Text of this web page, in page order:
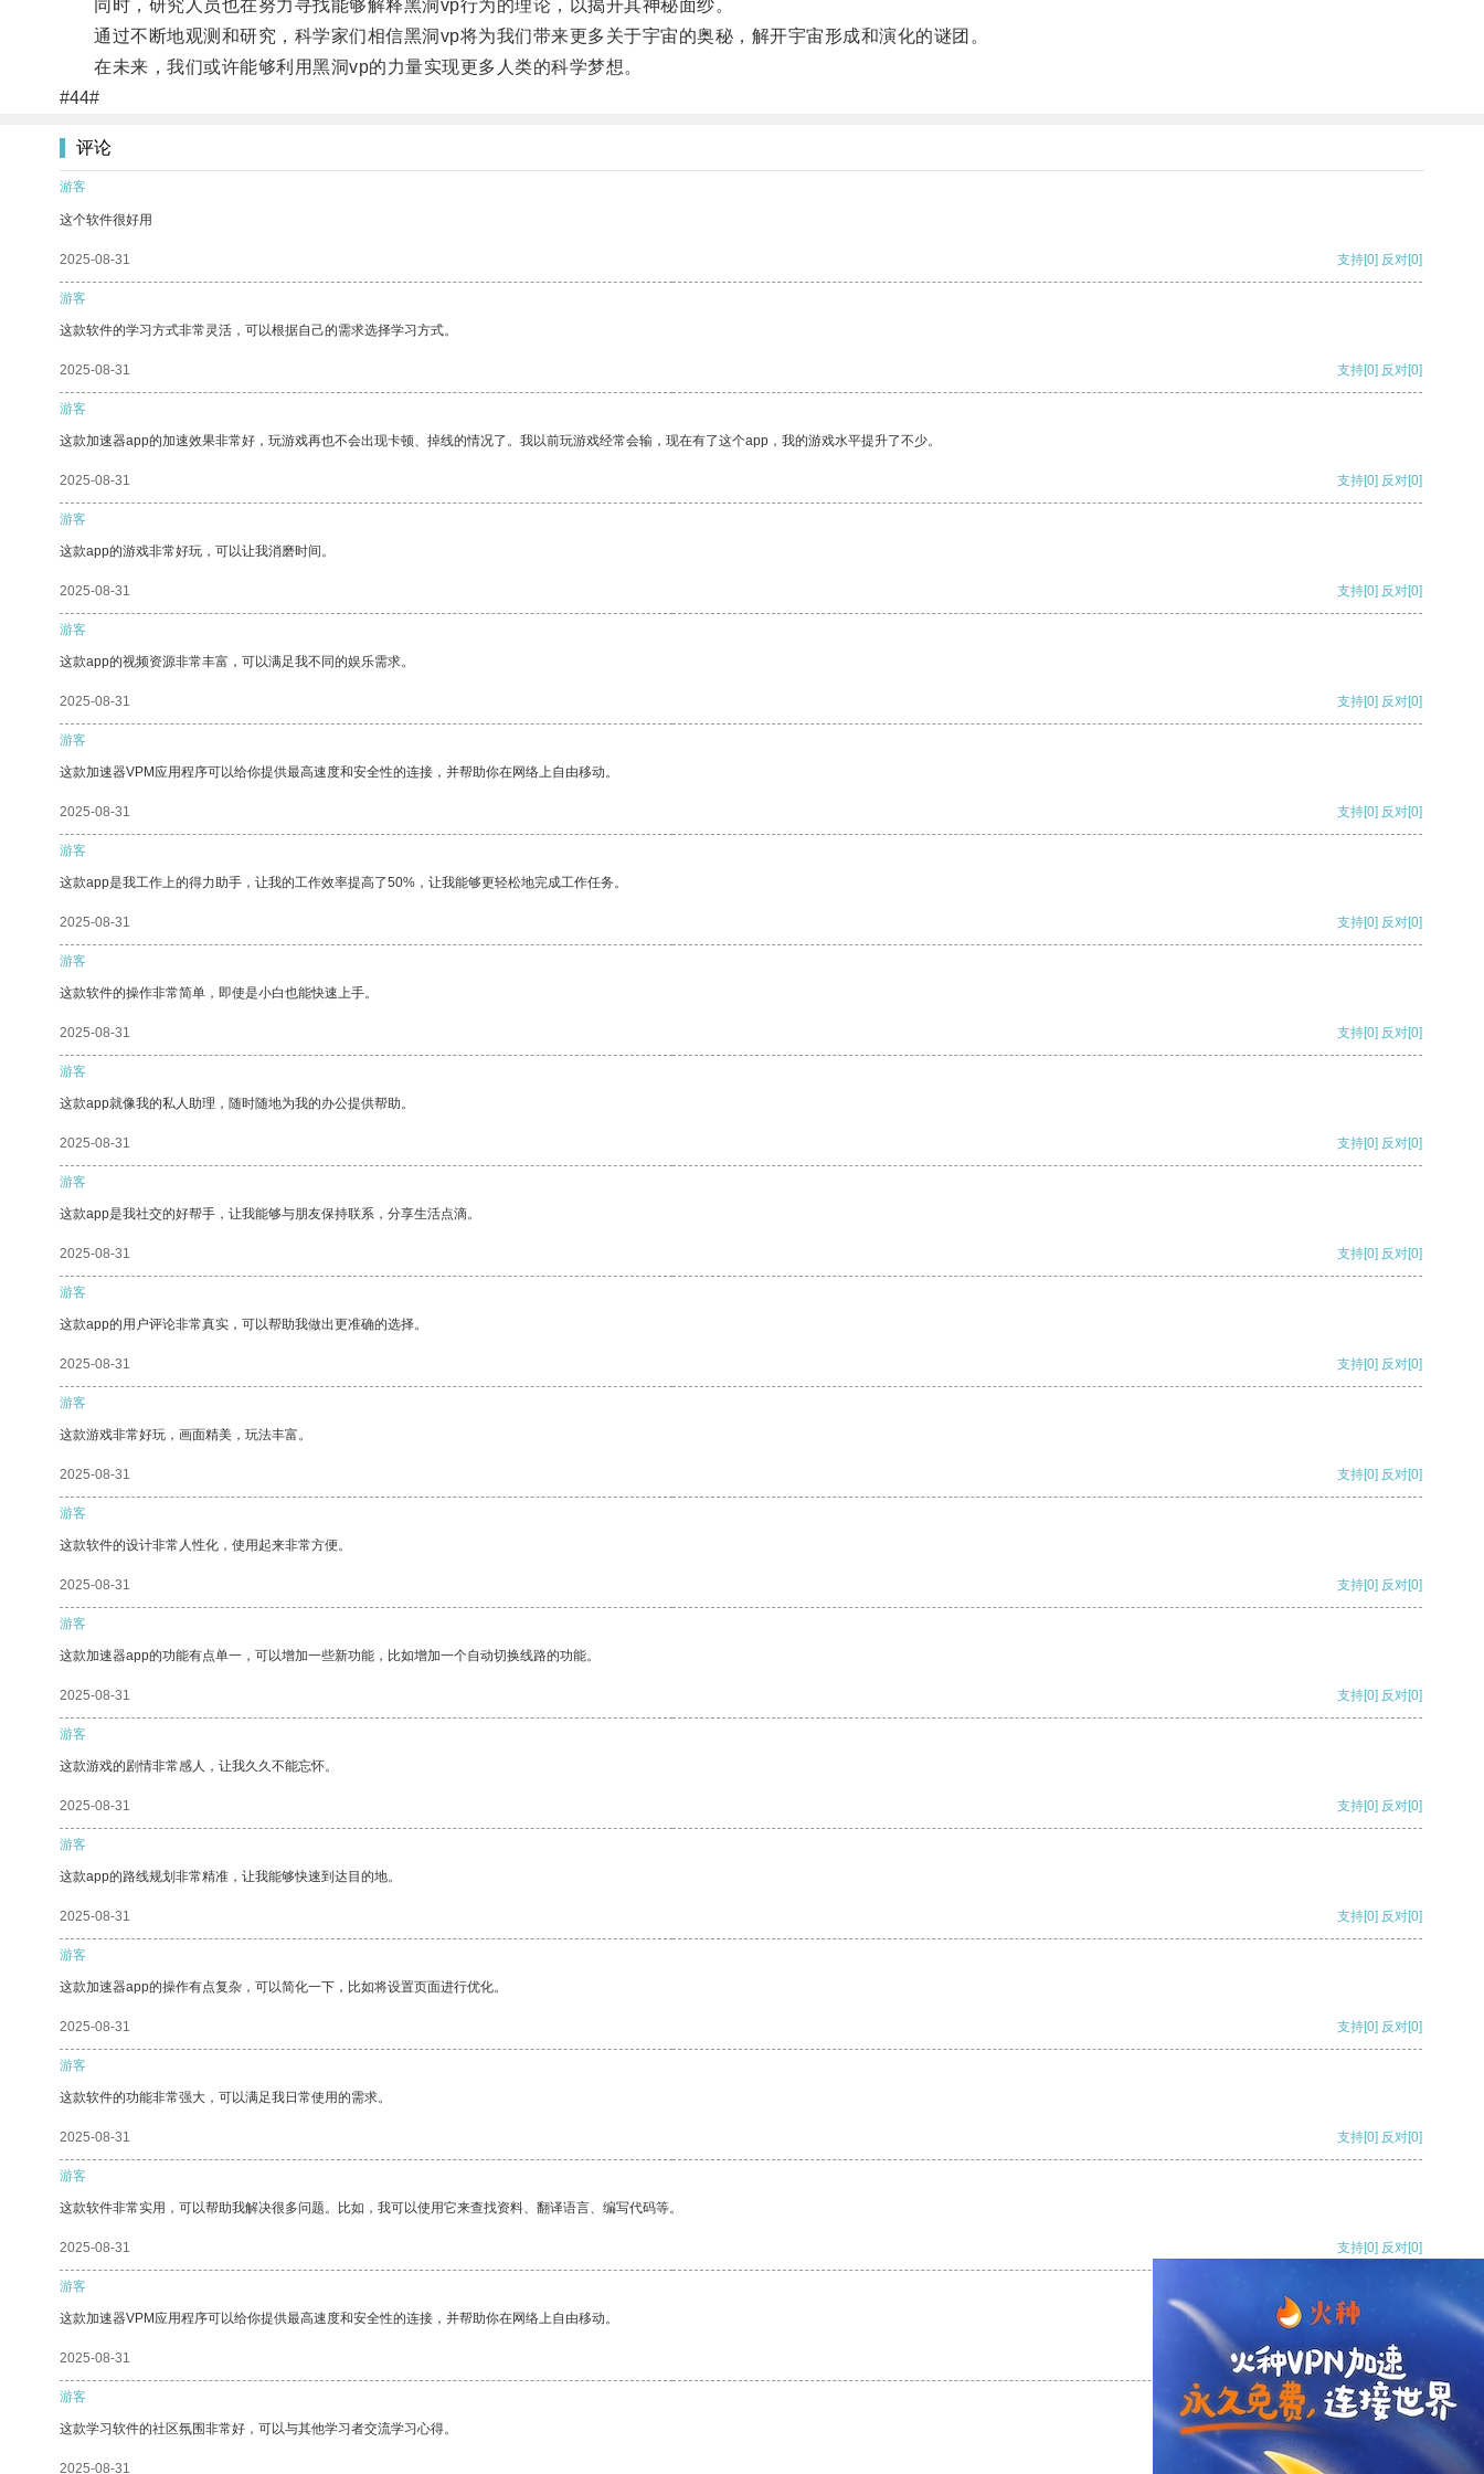
同时，研究人员也在努力寻找能够解释黑洞vp行为的理论，以揭开其神秘面纱。
通过不断地观测和研究，科学家们相信黑洞vp将为我们带来更多关于宇宙的奥秘，解开宇宙形成和演化的谜团。
在未来，我们或许能够利用黑洞vp的力量实现更多人类的科学梦想。
#44#
评论
游客
这个软件很好用
2025-08-31 支持[0] 反对[0]
游客
这款软件的学习方式非常灵活，可以根据自己的需求选择学习方式。
2025-08-31 支持[0] 反对[0]
游客
这款加速器app的加速效果非常好，玩游戏再也不会出现卡顿、掉线的情况了。我以前玩游戏经常会输，现在有了这个app，我的游戏水平提升了不少。
2025-08-31 支持[0] 反对[0]
游客
这款app的游戏非常好玩，可以让我消磨时间。
2025-08-31 支持[0] 反对[0]
游客
这款app的视频资源非常丰富，可以满足我不同的娱乐需求。
2025-08-31 支持[0] 反对[0]
游客
这款加速器VPM应用程序可以给你提供最高速度和安全性的连接，并帮助你在网络上自由移动。
2025-08-31 支持[0] 反对[0]
游客
这款app是我工作上的得力助手，让我的工作效率提高了50%，让我能够更轻松地完成工作任务。
2025-08-31 支持[0] 反对[0]
游客
这款软件的操作非常简单，即使是小白也能快速上手。
2025-08-31 支持[0] 反对[0]
游客
这款app就像我的私人助理，随时随地为我的办公提供帮助。
2025-08-31 支持[0] 反对[0]
游客
这款app是我社交的好帮手，让我能够与朋友保持联系，分享生活点滴。
2025-08-31 支持[0] 反对[0]
游客
这款app的用户评论非常真实，可以帮助我做出更准确的选择。
2025-08-31 支持[0] 反对[0]
游客
这款游戏非常好玩，画面精美，玩法丰富。
2025-08-31 支持[0] 反对[0]
游客
这款软件的设计非常人性化，使用起来非常方便。
2025-08-31 支持[0] 反对[0]
游客
这款加速器app的功能有点单一，可以增加一些新功能，比如增加一个自动切换线路的功能。
2025-08-31 支持[0] 反对[0]
游客
这款游戏的剧情非常感人，让我久久不能忘怀。
2025-08-31 支持[0] 反对[0]
游客
这款app的路线规划非常精准，让我能够快速到达目的地。
2025-08-31 支持[0] 反对[0]
游客
这款加速器app的操作有点复杂，可以简化一下，比如将设置页面进行优化。
2025-08-31 支持[0] 反对[0]
游客
这款软件的功能非常强大，可以满足我日常使用的需求。
2025-08-31 支持[0] 反对[0]
游客
这款软件非常实用，可以帮助我解决很多问题。比如，我可以使用它来查找资料、翻译语言、编写代码等。
2025-08-31 支持[0] 反对[0]
游客
这款加速器VPM应用程序可以给你提供最高速度和安全性的连接，并帮助你在网络上自由移动。
2025-08-31 支持[0] 反对
游客
这款学习软件的社区氛围非常好，可以与其他学习者交流学习心得。
2025-08-31 支持